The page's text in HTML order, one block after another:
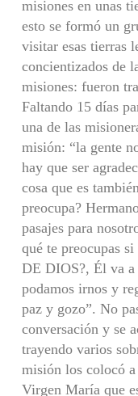
misiones en unas
esto se formó un
visitar esas tierras
concientizados de
misiones: fueron
Faltando 15 días
una de las
misión: “la gente
hay que ser
cosa que es
preocupa?
pasajes para
qué te preocupas
DE DIOS?, Él va a
podamos irnos y
paz y gozo”. No
conversación y se
trayendo varios
misión los colocó
Virgen María que